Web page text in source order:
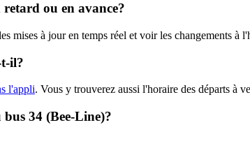
retard ou en avance?
mises à jour en temps réel et voir les changements à
il?
l'appli. Vous y trouverez aussi l'horaire des départs à
34 (Bee-Line)?